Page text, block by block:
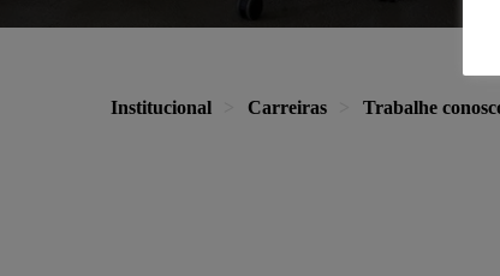
Institucional Carreiras Trabalhe